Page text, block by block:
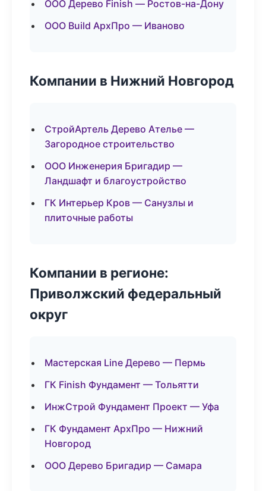
ООО Дерево Finish — Ростов-на-Дону
ООО Build АрхПро — Иваново
Компании в Нижний Новгород
СтройАртель Дерево Ателье —
Загородное строительство
ООО Инженерия Бригадир —
Ландшафт и благоустройство
ГК Интерьер Кров — Санузлы и
плиточные работы
Компании в регионе:
Приволжский федеральный
округ
Мастерская Line Дерево — Пермь
ГК Finish Фундамент — Тольятти
ИнжСтрой Фундамент Проект — Уфа
ГК Фундамент АрхПро — Нижний
Новгород
ООО Дерево Бригадир — Самара